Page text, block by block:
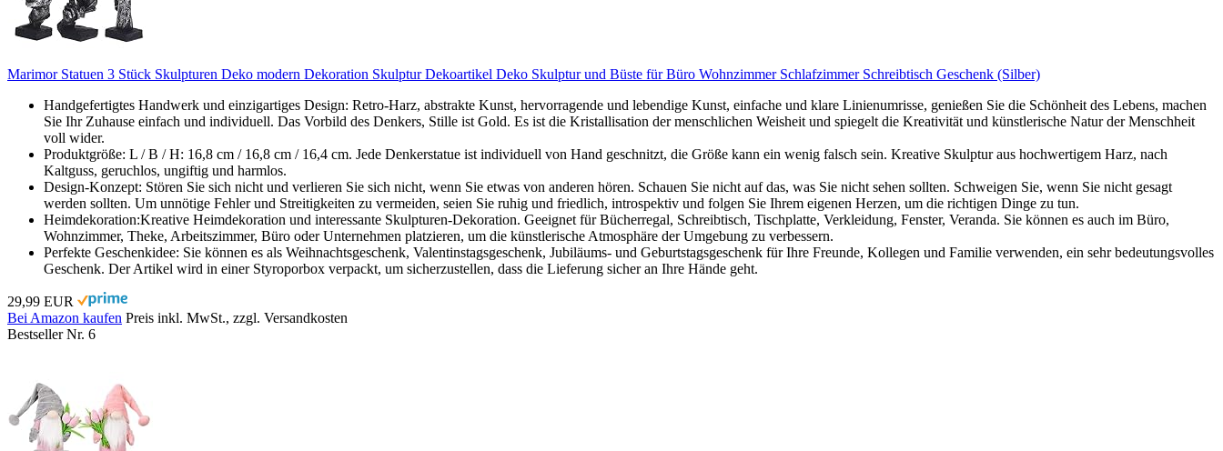
Marimor Statuen 3 Stück Skulpturen Deko modern Dekoration Skulptur Dekoartikel Deko Skulptur und Büste für Büro Wohnzimmer Schlafzimmer Schreibtisch Geschenk (Silber)
Handgefertigtes Handwerk und einzigartiges Design: Retro-Harz, abstrakte Kunst, hervorragende und lebendige Kunst, einfache und klare Linienumrisse, genießen Sie die Schönheit des Lebens, machen
Sie Ihr Zuhause einfach und individuell. Das Vorbild des Denkers, Stille ist Gold. Es ist die Kristallisation der menschlichen Weisheit und spiegelt die Kreativität und künstlerische Natur der Menschheit
voll wider.
Produktgröße: L / B / H: 16,8 cm / 16,8 cm / 16,4 cm. Jede Denkerstatue ist individuell von Hand geschnitzt, die Größe kann ein wenig falsch sein. Kreative Skulptur aus hochwertigem Harz, nach
Kaltguss, geruchlos, ungiftig und harmlos.
Design-Konzept: Stören Sie sich nicht und verlieren Sie sich nicht, wenn Sie etwas von anderen hören. Schauen Sie nicht auf das, was Sie nicht sehen sollten. Schweigen Sie, wenn Sie nicht gesagt
werden sollten. Um unnötige Fehler und Streitigkeiten zu vermeiden, seien Sie ruhig und friedlich, introspektiv und folgen Sie Ihrem eigenen Herzen, um die richtigen Dinge zu tun.
Heimdekoration:Kreative Heimdekoration und interessante Skulpturen-Dekoration. Geeignet für Bücherregal, Schreibtisch, Tischplatte, Verkleidung, Fenster, Veranda. Sie können es auch im Büro,
Wohnzimmer, Theke, Arbeitszimmer, Büro oder Unternehmen platzieren, um die künstlerische Atmosphäre der Umgebung zu verbessern.
Perfekte Geschenkidee: Sie können es als Weihnachtsgeschenk, Valentinstagsgeschenk, Jubiläums- und Geburtstagsgeschenk für Ihre Freunde, Kollegen und Familie verwenden, ein sehr bedeutungsvolles
Geschenk. Der Artikel wird in einer Styroporbox verpackt, um sicherzustellen, dass die Lieferung sicher an Ihre Hände geht.
29,99 EUR
Bei Amazon kaufen Preis inkl. MwSt., zzgl. Versandkosten
Bestseller Nr. 6